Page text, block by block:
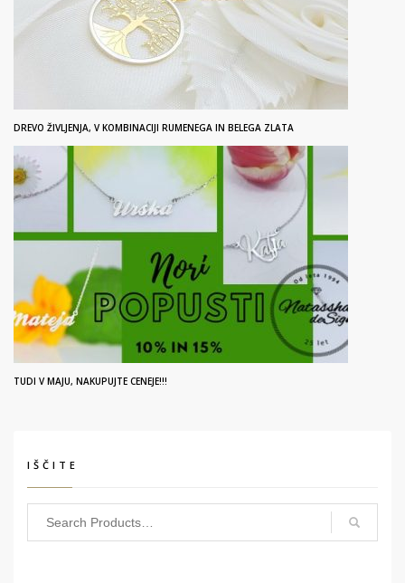
DREVO ŽIVLJENJA, V KOMBINACIJI RUMENEGA IN BELEGA ZLATA
TUDI V MAJU, NAKUPUJTE CENEJE!!!
IŠČITE